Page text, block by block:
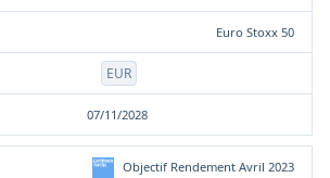
Euro Stoxx 50
EUR
07/11/2028
Objectif Rendement Avril 2023